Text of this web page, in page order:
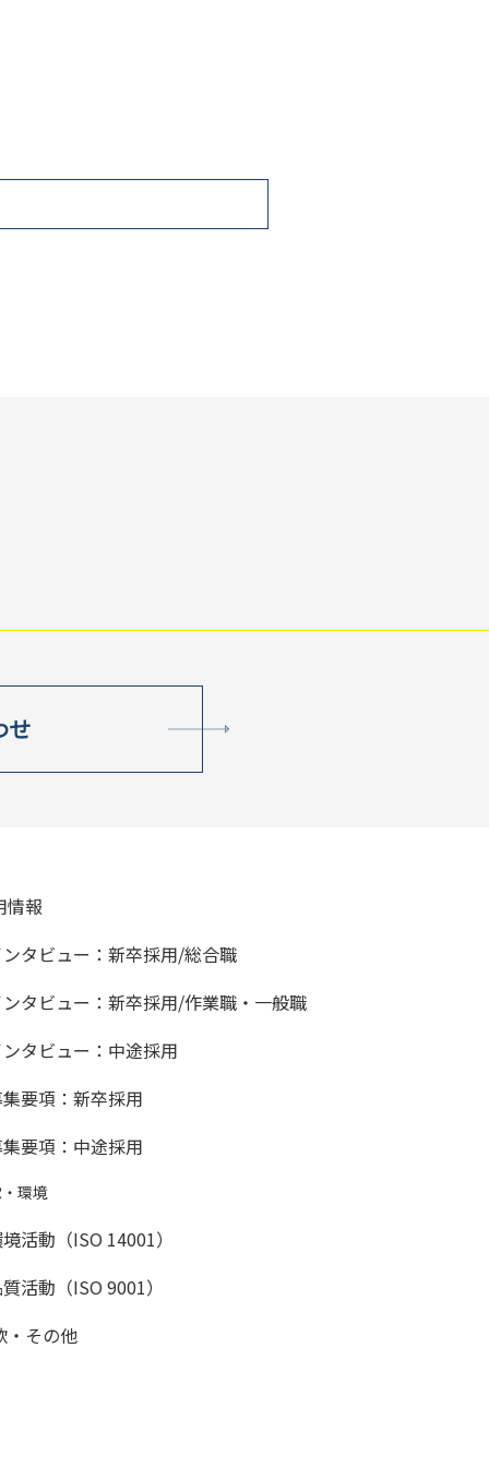
せ
情報
タビュー：新卒採用/総合職
タビュー：新卒採用/作業職・一般職
タビュー：中途採用
要項：新卒採用
要項：中途採用
環境
活動（ISO 14001）
活動（ISO 9001）
・その他